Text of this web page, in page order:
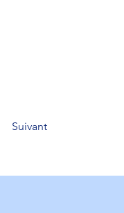
Suivant